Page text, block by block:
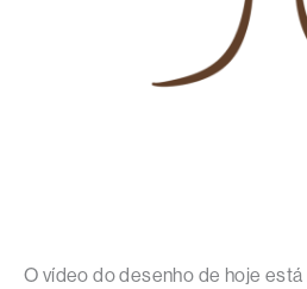
O vídeo do desenho de hoje está